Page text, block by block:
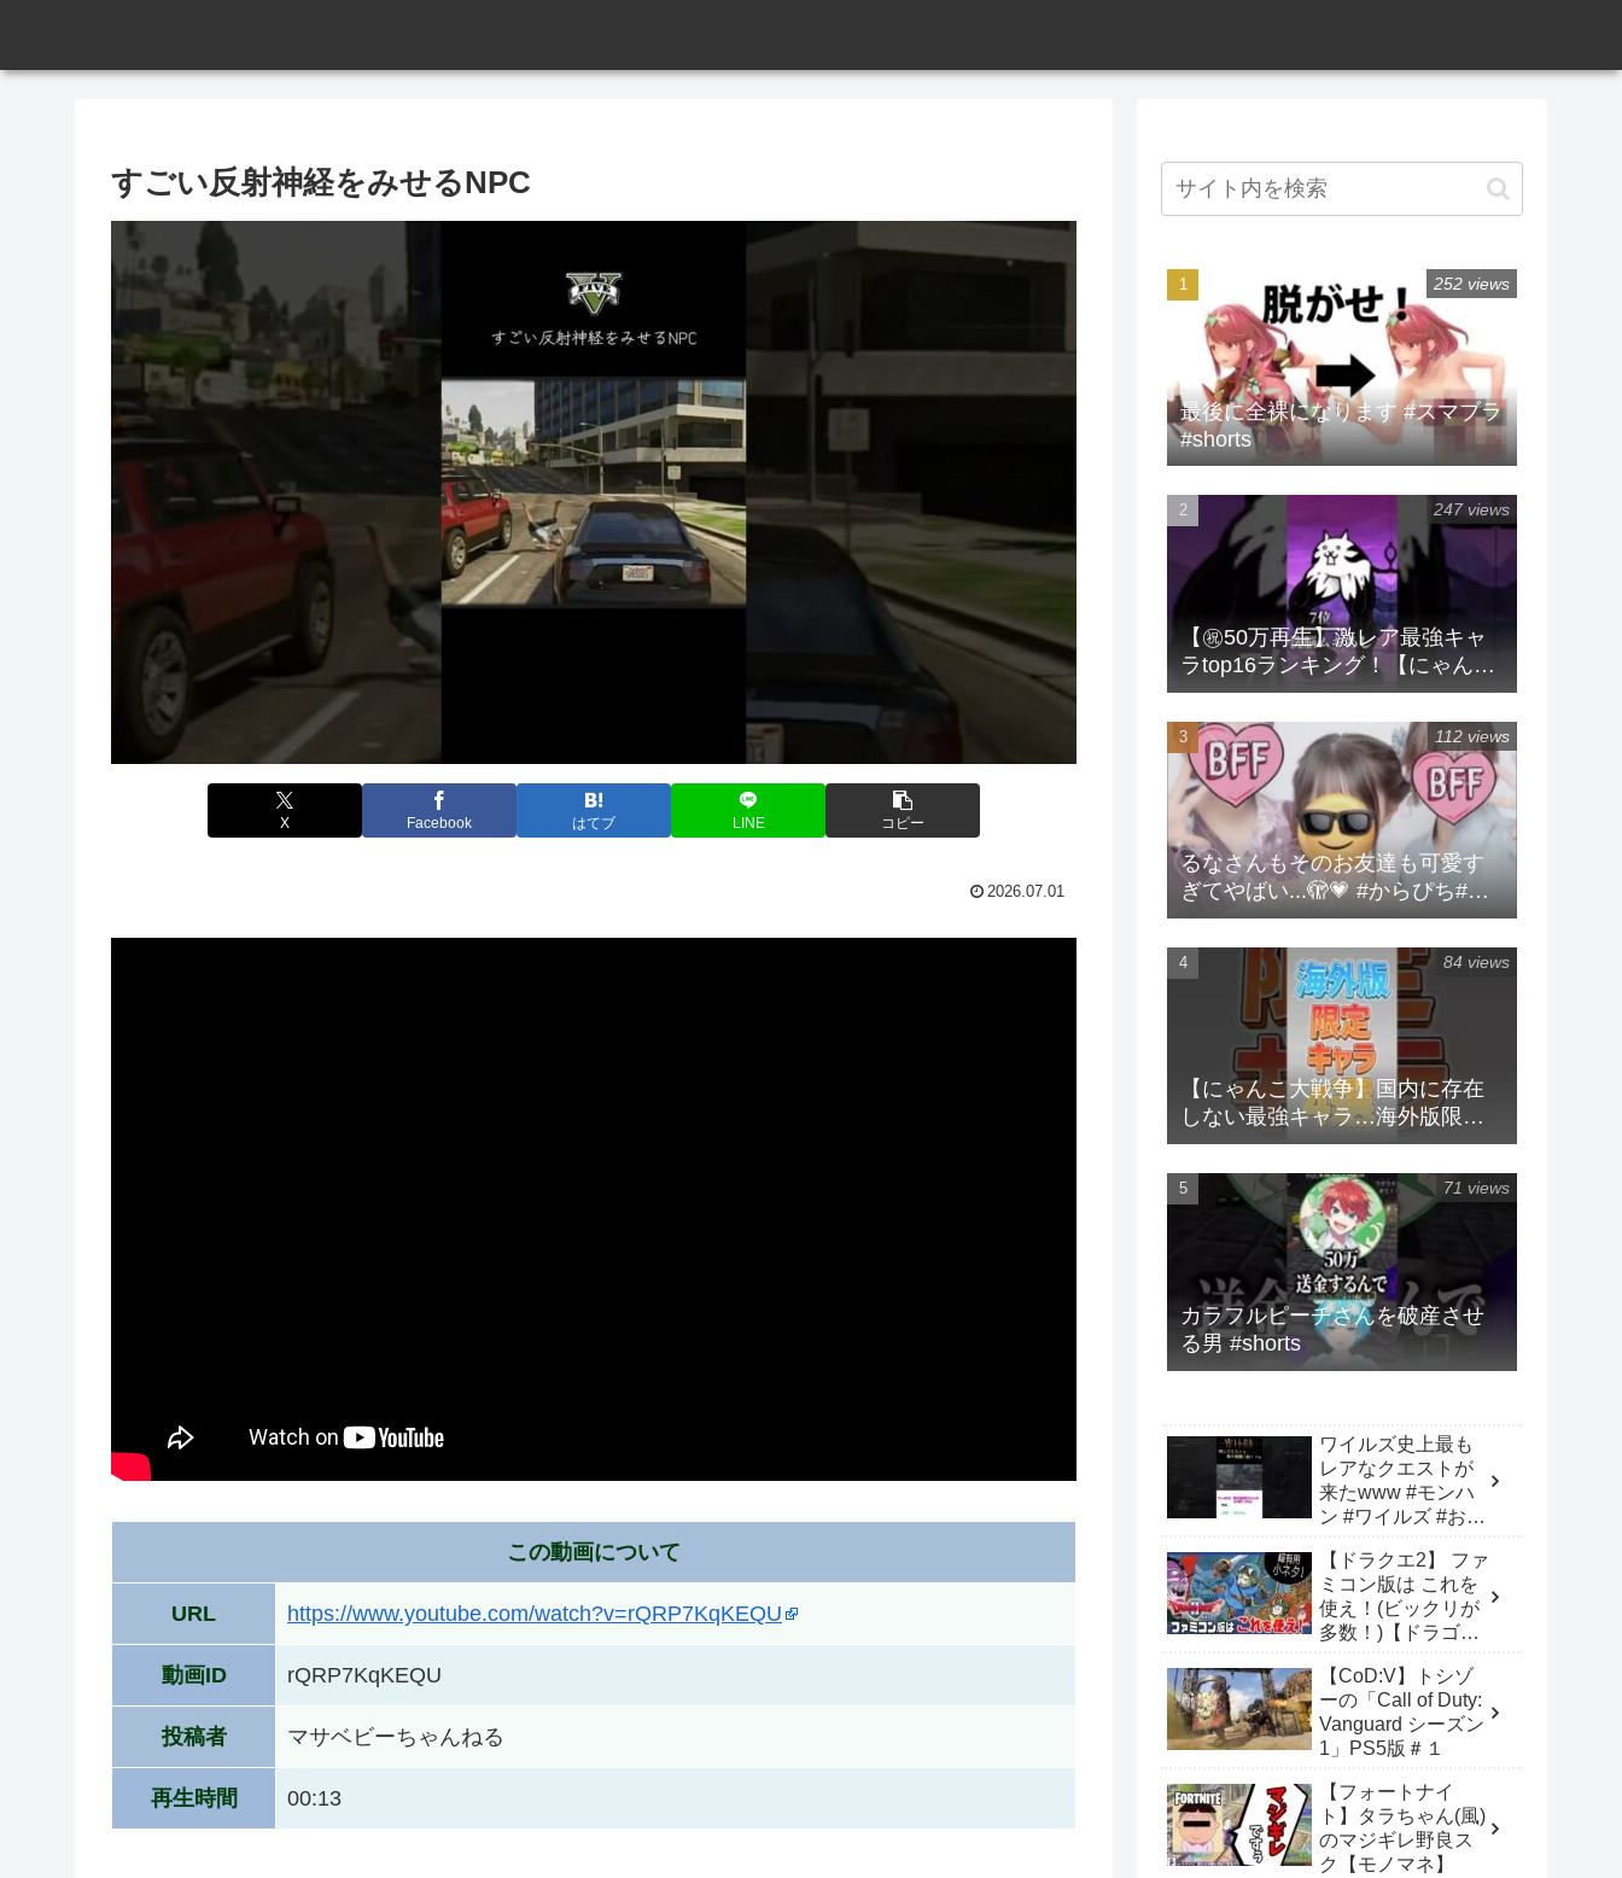
すごい反射神経をみせるNPC
X Facebook はてブ LINE コピー
2026.07.01
この動画について
URL https://www.youtube.com/watch?v=rQRP7KqKEQU
動画ID rQRP7KqKEQU
投稿者 マサベビーちゃんねる
再生時間 00:13
最後に全裸になります #スマブラ
#shorts
252 views
【㊗️50万再生】激レア最強キャ
ラtop16ランキング！【にゃんこ
大戦争】 #にゃんこ大戦争 #ラン
キング #shorts #激レア
247 views
るなさんもそのお友達も可愛す
ぎてやばい...🫣💗 #からぴち#る
な#実写
112 views
【にゃんこ大戦争】国内に存在
しない最強キャラ…海外版限定
キャラ4選！！【にゃんこ大戦争
ゆっくり解説】#shorts
84 views
カラフルピーチさんを破産させ
る男 #shorts
71 views
ワイルズ史上最も
レアなクエストが
来たwww #モンハ
ン #ワイルズ #おも
【ドラクエ2】 ファ
ミコン版は これを
使え！(ビックリが
多数！)【ドラゴン
なのに3人にいるバ
グ技等！
【CoD:V】トシゾ
ーの「Call of Duty:
Vanguard シーズン
1」PS5版＃１
【フォートナイ
ト】タラちゃん(風)
のマジギレ野良ス
ク【モノマネ】